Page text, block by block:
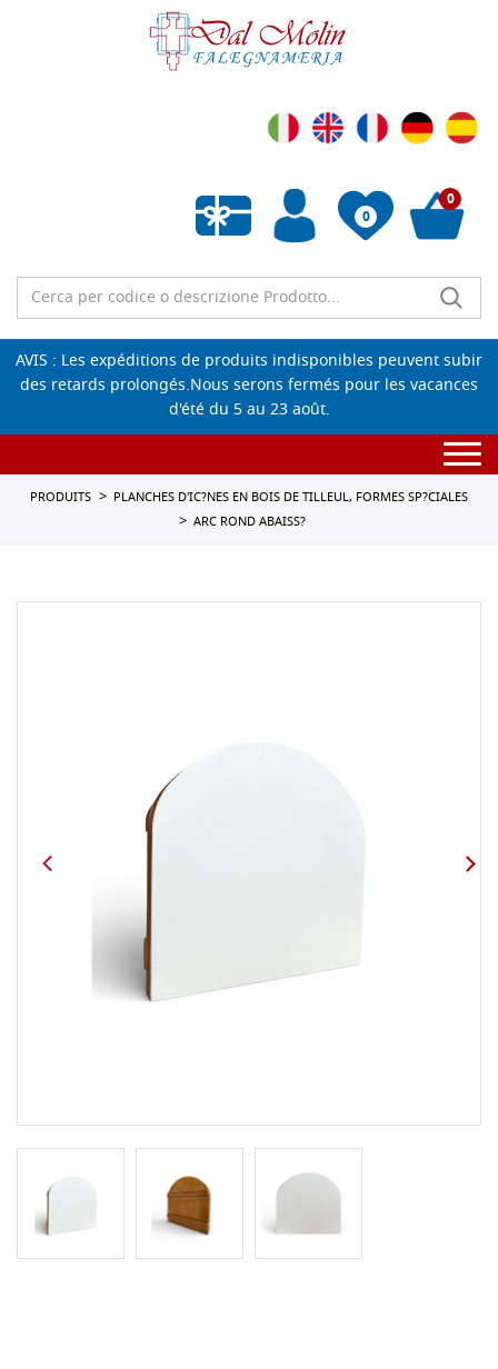
0
Liste de souhaits vide
0
AVIS : Les expéditions de produits indisponibles peuvent subir
des retards prolongés.Nous serons fermés pour les vacances
d'été du 5 au 23 août.
PRODUITS
PLANCHES D'IC?NES EN BOIS DE TILLEUL, FORMES SP?CIALES
ARC ROND ABAISS?